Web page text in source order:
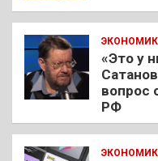
«Это у
вопрос
РФ